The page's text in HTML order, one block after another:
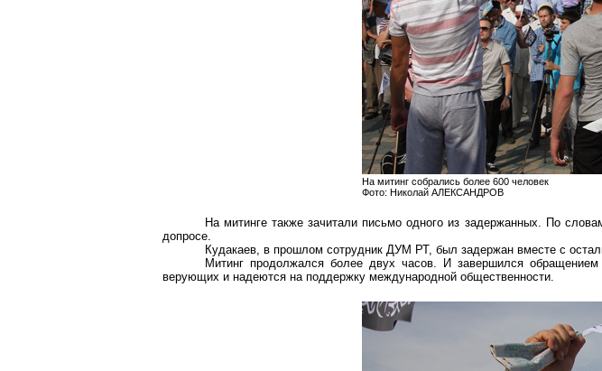
На митинг собрались более 600 человек
Фото: Николай АЛЕКСАНДРОВ
На митинге также зачитали письмо одного из задержанных. По
допросе.
Кудакаев, в прошлом сотрудник ДУМ РТ, был задержан вместе с
Митинг продолжался более двух часов. И завершился
верующих и надеются на поддержку международной общественности.